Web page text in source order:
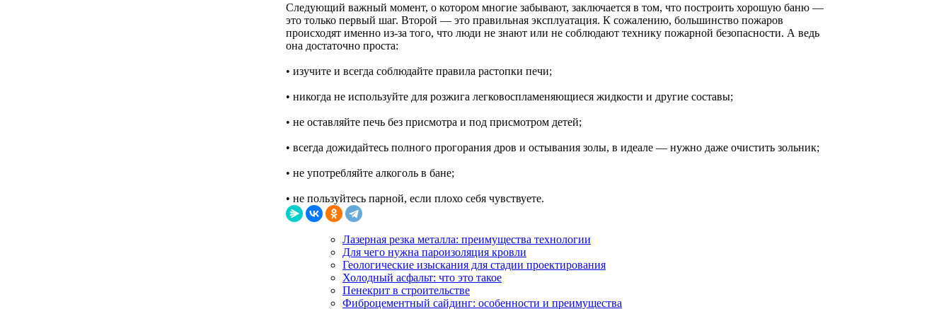
Следующий важный момент, о котором многие забывают, заключается в том, что построить хорошую баню —
это только первый шаг. Второй — это правильная эксплуатация. К сожалению, большинство пожаров
происходят именно из-за того, что люди не знают или не соблюдают технику пожарной безопасности. А ведь
она достаточно проста:
• изучите и всегда соблюдайте правила растопки печи;
• никогда не используйте для розжига легковоспламеняющиеся жидкости и другие составы;
• не оставляйте печь без присмотра и под присмотром детей;
• всегда дожидайтесь полного прогорания дров и остывания золы, в идеале — нужно даже очистить зольник;
• не употребляйте алкоголь в бане;
• не пользуйтесь парной, если плохо себя чувствуете.
Лазерная резка металла: преимущества технологии
Для чего нужна пароизоляция кровли
Геологические изыскания для стадии проектирования
Холодный асфальт: что это такое
Пенекрит в строительстве
Фиброцементный сайдинг: особенности и преимущества